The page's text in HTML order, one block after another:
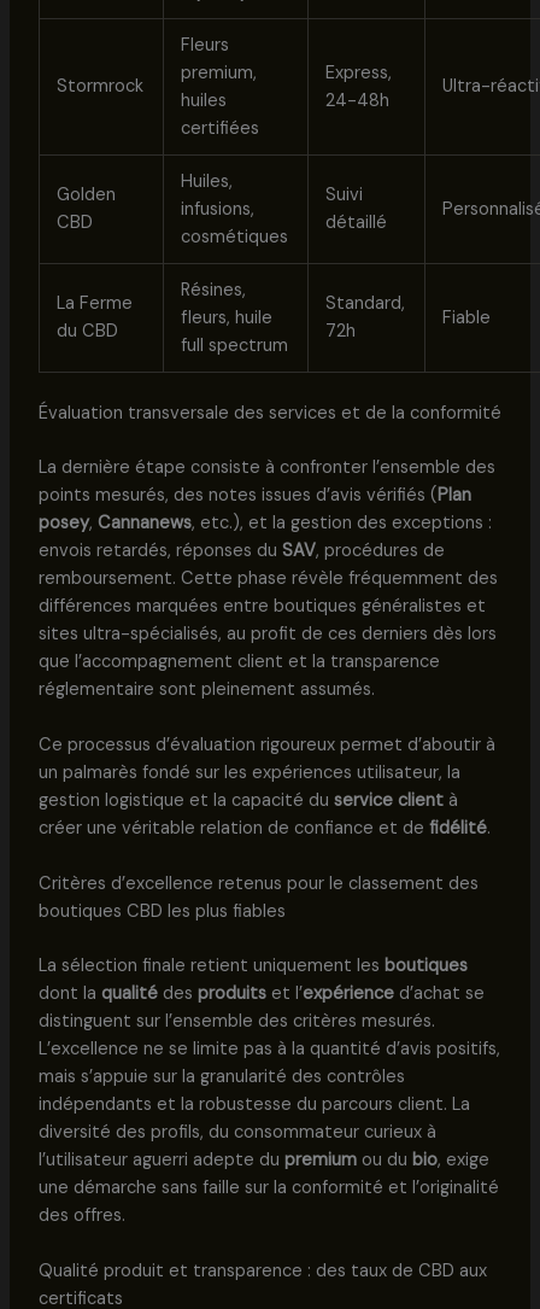
Stormrock
Fleurs
premium,
huiles
certifiées
Express,
24-48h
Ultra-
Golden
CBD
Huiles,
infusions,
cosmétiques
Suivi
détaillé
La Ferme
du CBD
Résines,
fleurs, huile
full spectrum
Standard,
72h
Fiable
Évaluation transversale des services et de la conformité
La dernière étape consiste à confronter l’ensemble des
points mesurés, des notes issues d’avis vérifiés (Plan
posey, Cannanews, etc.), et la gestion des exceptions :
envois retardés, réponses du SAV, procédures de
remboursement. Cette phase révèle fréquemment des
différences marquées entre boutiques généralistes et
sites ultra-spécialisés, au profit de ces derniers dès lors
que l’accompagnement client et la transparence
réglementaire sont pleinement assumés.
Ce processus d’évaluation rigoureux permet d’aboutir à
un palmarès fondé sur les expériences utilisateur, la
gestion logistique et la capacité du service clientà
créer une véritable relation de confiance et de fidélité.
Critères d’excellence retenus pour le classement des
boutiques CBD les plus fiables
La sélection finale retient uniquement les boutiques
dont la qualitédes produitset l’expérienced’achat se
distinguent sur l’ensemble des critères mesurés.
L’excellence ne se limite pas à la quantité d’avis positifs,
mais s’appuie sur la granularité des contrôles
indépendants et la robustesse du parcours client. La
diversité des profils, du consommateur curieux à
l’utilisateur aguerri adepte du premiumou du bio, exige
une démarche sans faille sur la conformité et l’originalité
des offres.
Qualité produit et transparence : des taux de CBD aux
certificats